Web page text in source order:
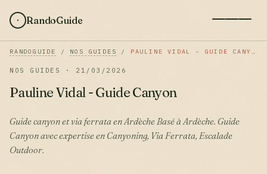
RandoGuide
RANDOGUIDE / NOS GUIDES / PAULINE VIDAL - GUIDE CANYON
NOS GUIDES · 21/03/2026
Pauline Vidal - Guide Canyon
Guide canyon et via ferrata en Ardèche Basé à Ardèche. Guide
Canyon avec expertise en Canyoning, Via Ferrata, Escalade
Outdoor.